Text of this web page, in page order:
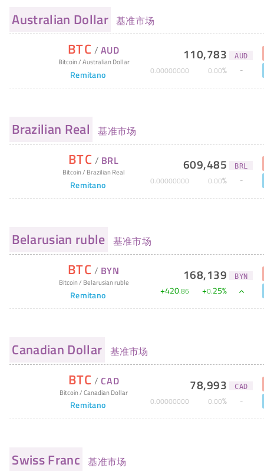
Australian Dollar 基准市场
BTC / AUD
Bitcoin/Australian Dollar
Remitano
110,783 AUD
0.00000000 0.00%
Brazilian Real 基准市场
BTC / BRL
Bitcoin/ Brazilian Real
Remitano
609,485 BRL
0.00000000 0.00%
Belarusian ruble 基准市场
BTC / BYN
Bitcoin/ Belarusian ruble
Remitano
168,139 BYN
+420.86 +0.25%
Canadian Dollar 基准市场
BTC /CAD
Bitcoin/Canadian Dollar
Remitano
78,993 CAD
0.00000000 0.00%
Swiss Franc 基准市场